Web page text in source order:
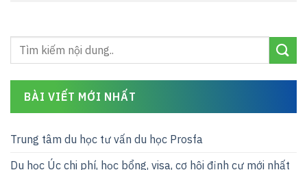
BÀI VIẾT MỚI NHẤT
Trung tâm du học tư vấn du học Prosfa
Du học Úc chi phí, học bổng, visa, cơ hội định cư mới nhất